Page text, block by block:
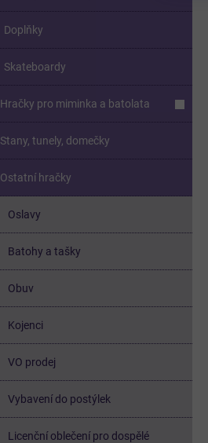
Doplňky
Skateboardy
Hračky pro miminka a batolata
Stany, tunely, domečky
Ostatní hračky
Oslavy
Batohy a tašky
Obuv
Kojenci
VO prodej
Vybavení do postýlek
Licenční oblečení pro dospělé